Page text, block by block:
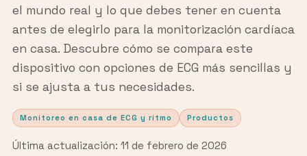
el mundo real y lo que debes tener en cuenta
antes de elegirlo para la monitorización cardíaca
en casa. Descubre cómo se compara este
dispositivo con opciones de ECG más sencillas y
si se ajusta a tus necesidades.
Monitoreo en casa de ECG y ritmo Productos
Última actualización: 11 de febrero de 2026